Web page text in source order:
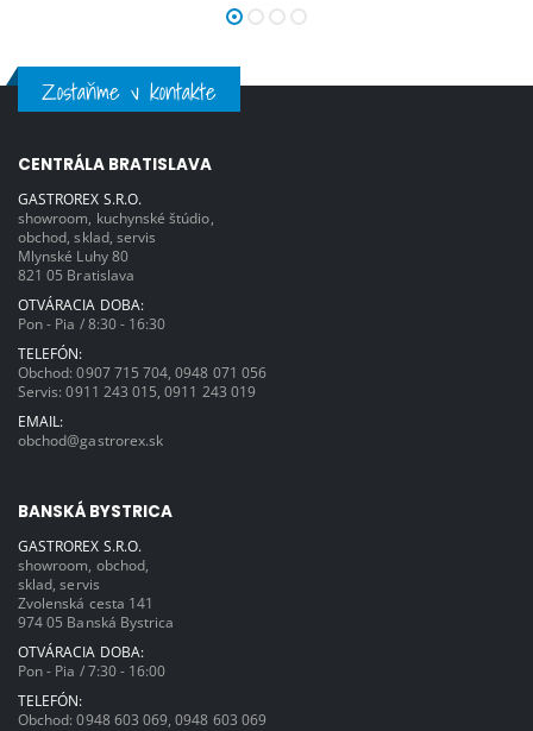
priestorov, napríklad pre vašu domácu
výrobňu. Kapacita šokového chladenia
-18°C Digitálny ovládací panel
umožňuje nastaviť rôzne parametre
chladenia a mrazenia. Nerezové
teplotná sonda. So vstavanou
chladenie Príkon: 520W/230V Rozmer
komory: 340x363x270mm Celkový
rozmer: 660 x 640 x 420 (v)mm
354x325 mm alebo gastronádoby GN-
2/3 Mikro spínač ventilátora.
Odnímateľný rošt. Rozteč vodiacich lišt
Zostaňme v kontakte
CENTRÁLA BRATISLAVA
GASTROREX S.R.O.
showroom, kuchynské štúdio,
obchod, sklad, servis
Mlynské Luhy 80
821 05 Bratislava
OTVÁRACIA DOBA:
Pon - Pia / 8:30 - 16:30
TELEFÓN:
Obchod:0907 715 704 ,0948 071 056
Servis:0911 243 015 ,0911 243 019
EMAIL:
obchod@gastrorex.sk
BANSKÁ BYSTRICA
GASTROREX S.R.O.
showroom, obchod,
sklad, servis
Zvolenská cesta 141
974 05 Banská Bystrica
OTVÁRACIA DOBA:
Pon - Pia / 7:30 - 16:00
TELEFÓN:
Obchod:0948 603 069 ,0948 603 069